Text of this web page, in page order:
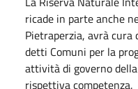
ricade in parte anche
Pietraperzia, avrà cura
detti Comuni per la
attività di governo
rispettiva competenza.